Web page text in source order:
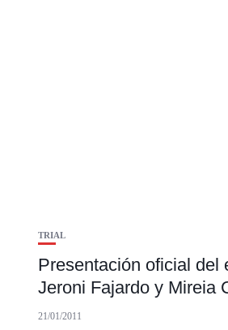
TRIAL
Presentación oficial del
Jeroni Fajardo y Mireia
21/01/2011